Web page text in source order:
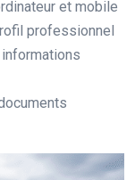
et mobile
professionnel